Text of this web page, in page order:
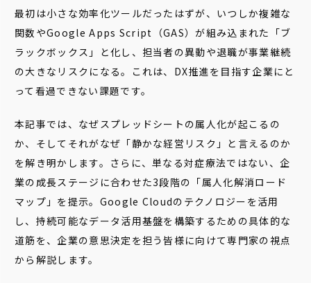
最初は小さな効率化ツールだったはずが、いつしか複雑な
関数やGoogle Apps Script（GAS）が組み込まれた「ブ
ラックボックス」と化し、担当者の異動や退職が事業継続
の大きなリスクになる。これは、DX推進を目指す企業にと
って看過できない課題です。
本記事では、なぜスプレッドシートの属人化が起こるの
か、そしてそれがなぜ「静かな経営リスク」と言えるのか
を解き明かします。さらに、単なる対症療法ではない、企
業の成長ステージに合わせた3段階の「属人化解消ロード
マップ」を提示。Google Cloudのテクノロジーを活用
し、持続可能なデータ活用基盤を構築するための具体的な
道筋を、企業の意思決定を担う皆様に向けて専門家の視点
から解説します。